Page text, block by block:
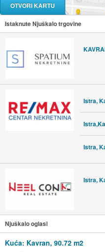
OTVORI KARTU
Istaknute Njuškalo trgovine
Njuškalo oglasi
Kuća: Kavran, 90.72 m2